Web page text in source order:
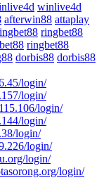
winlive4d
afterwin88 attaplay
ringbet88
ringbet88
dorbis88 dorbis88
login/
login/
login/
login/
login/
login/
login/
login/